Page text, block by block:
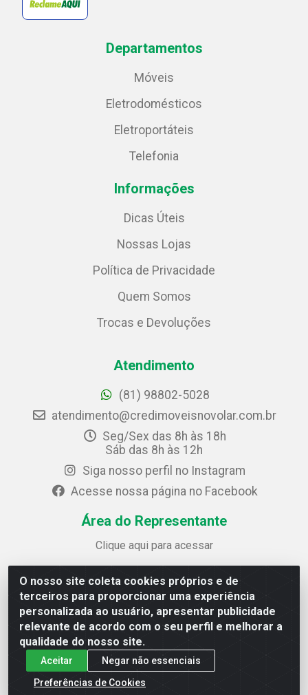
O nosso site coleta cookies próprios e de
terceiros para proporcionar uma experiência
personalizada ao usuário, apresentar publicidade
relevante de acordo com o seu perfil e melhorar a
qualidade do nosso site.
Aceitar
Negar não essenciais
Preferências de Cookies
Departamentos
Móveis
Eletrodomésticos
Eletroportáteis
Telefonia
Informações
Dicas Úteis
Nossas Lojas
Política de Privacidade
Quem Somos
Trocas e Devoluções
Atendimento
(81) 98802-5028
atendimento@credimoveisnovolar.com.br
Seg/Sex das 8h às 18h
Sáb das 8h às 12h
Siga nosso perfil no Instagram
Acesse nossa página no Facebook
Área do Representante
Clique aqui para acessar
Credimóveis Novolar Ltda
Rua José Alves Bezerra, 430 - Prazeres - Jaboatão dos
Guararapes / PE - CEP 54.325-610
CNPJ: 09.930.165/0013-70